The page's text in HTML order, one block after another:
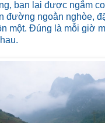
bạn lại được ngắm
đường ngoằn nghòe,
một. Đúng là mỗi giờ